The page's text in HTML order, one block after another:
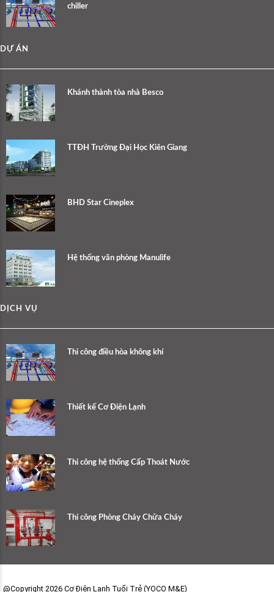
chiller
DỰ ÁN
Khánh thành tòa nhà Besco
TTĐH Trường Đại Học Kiên Giang
BHD Star Cineplex
Hệ thống văn phòng Manulife
DỊCH VỤ
Thi công điều hòa không khí
Thiết kế Cơ Điện Lạnh
Thi công hệ thống Cấp Thoát Nước
Thi công Phòng Cháy Chữa Cháy
@Copyright 2026 Cơ Điện Lạnh Tuổi Trẻ (YOCO M&E)